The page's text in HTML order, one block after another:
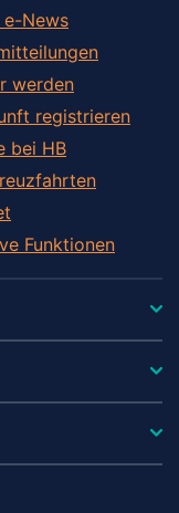
e-News
werden
registrieren
bei HB
Funktionen